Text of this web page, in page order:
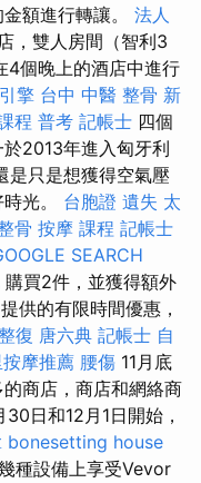
額進行轉讓。 法人
，雙人房間（智利3
4個晚上的酒店中進行
擎 台中 中醫 整骨 新
程 普考 記帳士 四個
2013年進入匈牙利
是只是想獲得空氣壓
光。 台胞證 遺失 太
骨 按摩 課程 記帳士
SEARCH
購買2件，並獲得額外
供的有限時間優惠，
復 唐六典 記帳士 自
按摩推薦 腰傷 11月底
商店，商店和網絡商
日和12月1日開始，
bonesetting house
種設備上享受Vevor